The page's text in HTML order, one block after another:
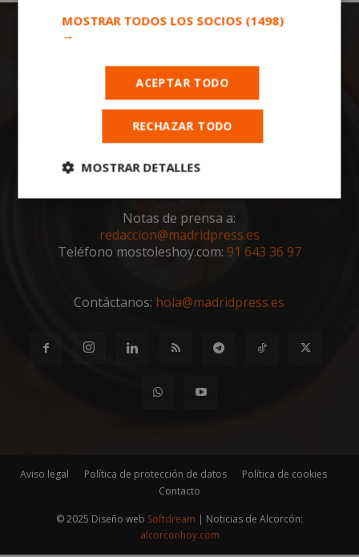
Todas las noticias de Móstoles en
toda la actualidad, noticias, eventos, ocio y
Notas de prensa a:
redaccion@madridpress.es
Teléfono mostoleshoy.com: 91 643 36 97
Contáctanos: hola@madridpress.es
Aviso legal Política de protección de datos
Política de cookies
Contacto
© 2025 Diseño web Softdream | Noticias de Alcorcón:
alcorconhoy.com
MOSTRAR TODOS LOS SOCIOS (1498)
→
ACEPTAR TODO
RECHAZAR TODO
MOSTRAR DETALLES
Cookies
estrictamente
necesarias
Cookies de
rendimiento
preferencias
funcionalidad
Cookies estrictamente necesarias
Cookies de rendimiento
Cookies de preferencias
Cookies de funcionalidad